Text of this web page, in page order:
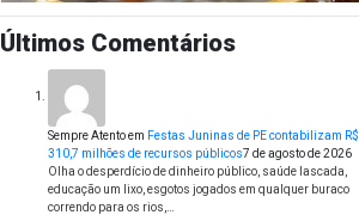
Últimos Comentários
Sempre Atentoem Festas Juninas de PE contabilizam R$
310,7 milhões de recursos públicos7 de agosto de 2026
Olha o desperdício de dinheiro público, saúde lascada,
educação um lixo, esgotos jogados em qualquer buraco
correndo para os rios,…